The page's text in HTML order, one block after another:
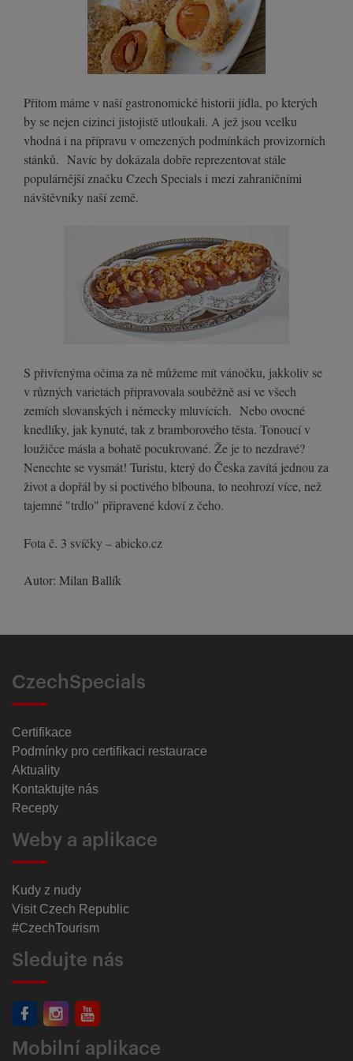
Přitom máme v naší gastronomické historii jídla, po kterých
by se nejen cizinci jistojistě utloukali. A jež jsou vcelku
vhodná i na přípravu v omezených podmínkách provizorních
stánků. Navíc by dokázala dobře reprezentovat stále
populárnější značku Czech Specials i mezi zahraničními
návštěvníky naší země.
S přivřenýma očima za ně můžeme mít vánočku, jakkoliv se
v různých varietách připravovala souběžně asi ve všech
zemích slovanských i německy mluvících. Nebo ovocné
knedlíky, jak kynuté, tak z bramborového těsta. Tonoucí v
loužičce másla a bohatě pocukrované. Že je to nezdravé?
Nenechte se vysmát! Turistu, který do Česka zavítá jednou za
život a dopřál by si poctivého blbouna, to neohrozí více, než
tajemné "trdlo" připravené kdoví z čeho.
Fota č. 3 svíčky – abicko.cz
Autor: Milan Ballík
CzechSpecials
Certifikace
Podmínky pro certifikaci restaurace
Aktuality
Kontaktujte nás
Recepty
Weby a aplikace
Kudy z nudy
Visit Czech Republic
#CzechTourism
Sledujte nás
Mobilní aplikace